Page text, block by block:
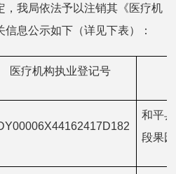
，我局依法予以注销其《医疗机
息公示如下（详见下表）：
医疗机构执业登记号
和平
段果